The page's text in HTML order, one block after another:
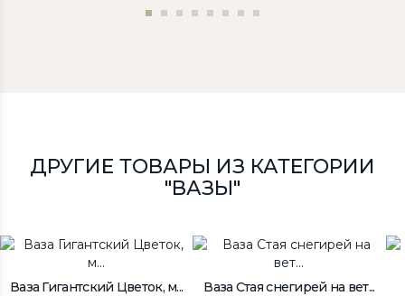
ДРУГИЕ ТОВАРЫ ИЗ КАТЕГОРИИ
"ВАЗЫ"
Ваза Гигантский Цветок, м...
Ваза Стая снегирей на вет...